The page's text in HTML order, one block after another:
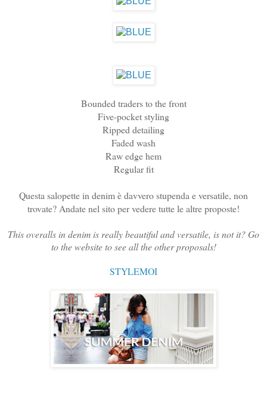
Bounded traders to the front
Five-pocket styling
Ripped detailing
Faded wash
Raw edge hem
Regular fit
Questa salopette in denim è davvero stupenda e versatile, non
trovate? Andate nel sito per vedere tutte le altre proposte!
This overalls in denim is really beautiful and versatile, is not it? Go
to the website to see all the other proposals!
STYLEMOI